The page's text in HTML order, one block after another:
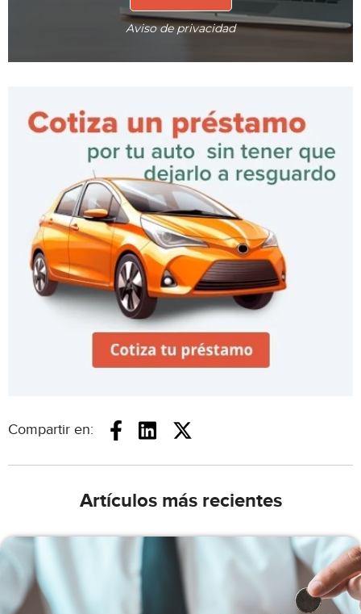
Aviso de privacidad
Compartir en:
Artículos más recientes